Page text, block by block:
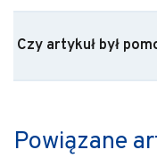
Czy artykuł był
Powiązane